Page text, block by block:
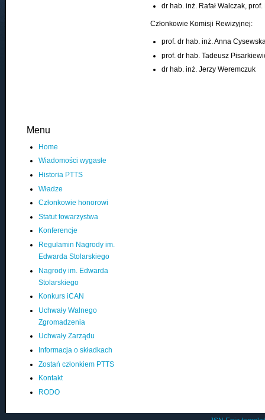
dr hab. inż. Rafał Walczak, prof.
Członkowie Komisji Rewizyjnej:
prof. dr hab. inż. Anna
prof. dr hab. Tadeusz
dr hab. inż. Jerzy Weremczuk
Menu
Home
Wiadomości wygasłe
Historia PTTS
Władze
Członkowie honorowi
Statut towarzystwa
Konferencje
Regulamin Nagrody im.
Edwarda Stolarskiego
Nagrody im. Edwarda
Stolarskiego
Konkurs iCAN
Uchwały Walnego
Zgromadzenia
Uchwały Zarządu
Informacja o składkach
Zostań członkiem PTTS
Kontakt
RODO